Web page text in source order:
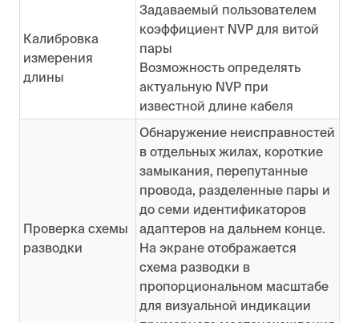
Калибровка
измерения
длины
Задаваемый пользователем
коэффициент NVP для витой
пары
Возможность определять
актуальную NVP при
известной длине кабеля
Проверка схемы
разводки
Обнаружение неисправностей
в отдельных жилах, короткие
замыкания, перепутанные
провода, разделенные пары и
до семи идентификаторов
адаптеров на дальнем конце.
На экране отображается
схема разводки в
пропорциональном масштабе
для визуальной индикации